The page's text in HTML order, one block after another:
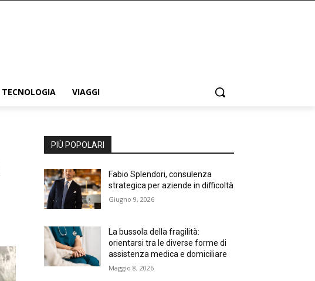
TECNOLOGIA VIAGGI
PIÙ POPOLARI
Fabio Splendori, consulenza
strategica per aziende in difficoltà
Giugno 9, 2026
La bussola della fragilità:
orientarsi tra le diverse forme di
assistenza medica e domiciliare
Maggio 8, 2026